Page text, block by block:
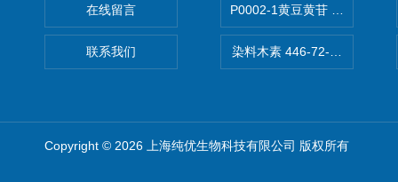
在线留言
联系我们
P0002-1黄豆黄苷 40246-10-
染料木素 446-72-0
Copyright © 2026 上海纯优生物科技有限公司 版权所有